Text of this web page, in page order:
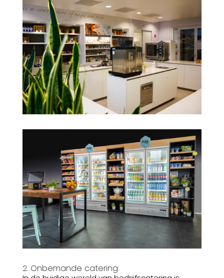
2. Onbemande catering